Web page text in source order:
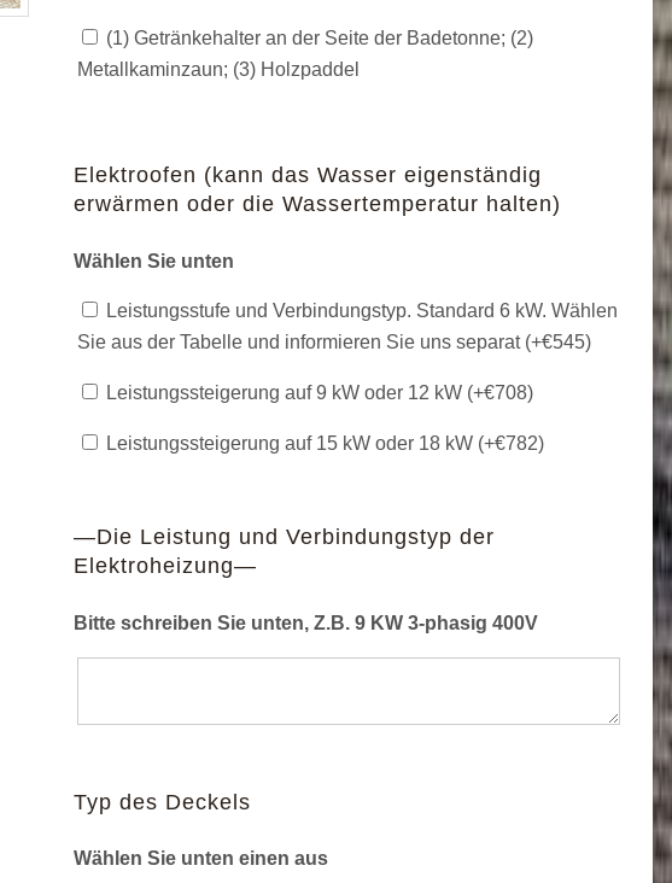
(1) Getränkehalter an der Seite der Badetonne; (2)
Metallkaminzaun; (3) Holzpaddel
Elektroofen (kann das Wasser eigenständig
erwärmen oder die Wassertemperatur halten)
Wählen Sie unten
Leistungsstufe und Verbindungstyp. Standard 6 kW. Wählen
Sie aus der Tabelle und informieren Sie uns separat (+€545)
Leistungssteigerung auf 9 kW oder 12 kW (+€708)
Leistungssteigerung auf 15 kW oder 18 kW (+€782)
—Die Leistung und Verbindungstyp der
Elektroheizung—
Bitte schreiben Sie unten, Z.B. 9 KW 3-phasig 400V
Typ des Deckels
Wählen Sie unten einen aus